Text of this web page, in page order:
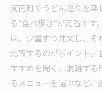
河南町でうどん巡りを
る“食べ歩き”が定番で
は、少量ずつ注文し、
比較するのがポイント
すすめを聞く、混雑す
るメニューを選ぶなど